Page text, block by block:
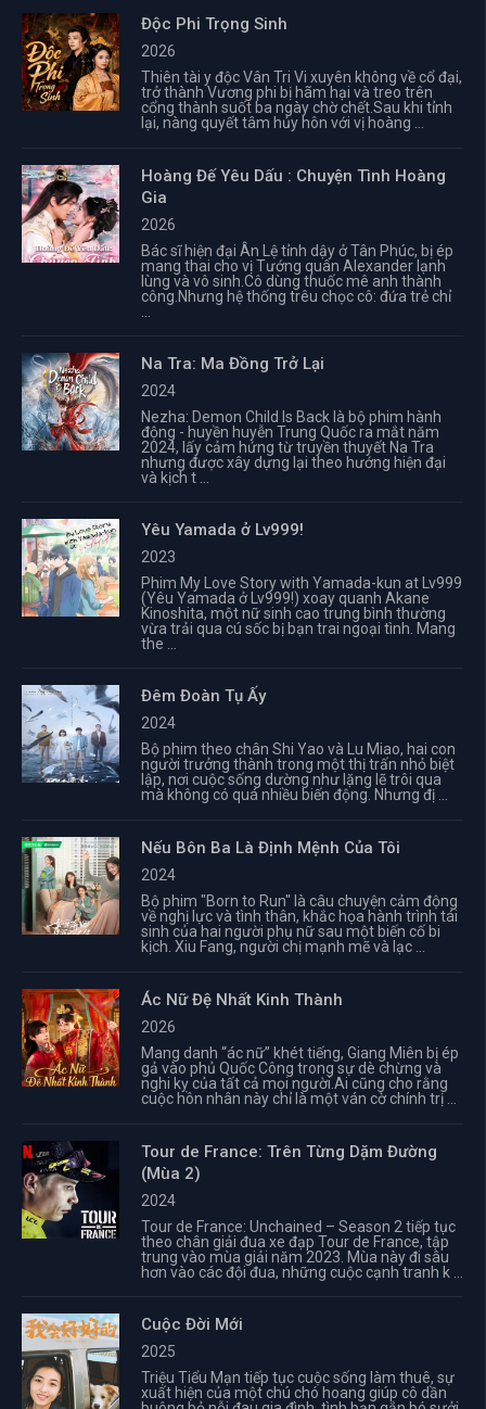
Độc Phi Trọng Sinh
2026
Thiên tài y độc Vân Tri Vi xuyên không về cổ đại,
trở thành Vương phi bị hãm hại và treo trên
cổng thành suốt ba ngày chờ chết.Sau khi tỉnh
lại, nàng quyết tâm hủy hôn với vị hoàng ...
Hoàng Đế Yêu Dấu : Chuyện Tình Hoàng
Gia
2026
Bác sĩ hiện đại Ân Lệ tỉnh dậy ở Tân Phúc, bị ép
mang thai cho vị Tướng quân Alexander lạnh
lùng và vô sinh.Cô dùng thuốc mê anh thành
công.Nhưng hệ thống trêu chọc cô: đứa trẻ chỉ
Na Tra: Ma Đồng Trở Lại
2024
Nezha: Demon Child Is Back là bộ phim hành
động - huyền huyễn Trung Quốc ra mắt năm
2024, lấy cảm hứng từ truyền thuyết Na Tra
nhưng được xây dựng lại theo hướng hiện đại
và kịch t ...
Yêu Yamada ở Lv999!
2023
Phim My Love Story with Yamada-kun at Lv999
(Yêu Yamada ở Lv999!) xoay quanh Akane
Kinoshita, một nữ sinh cao trung bình thường
vừa trải qua cú sốc bị bạn trai ngoại tình. Mang
the ...
Đêm Đoàn Tụ Ấy
2024
Bộ phim theo chân Shi Yao và Lu Miao, hai con
người trưởng thành trong một thị trấn nhỏ biệt
lập, nơi cuộc sống dường như lặng lẽ trôi qua
mà không có quá nhiều biến động. Nhưng đị ...
Nếu Bôn Ba Là Định Mệnh Của Tôi
2024
Bộ phim "Born to Run" là câu chuyện cảm động
về nghị lực và tình thân, khắc họa hành trình tái
sinh của hai người phụ nữ sau một biến cố bi
kịch. Xiu Fang, người chị mạnh mẽ và lạc ...
Ác Nữ Đệ Nhất Kinh Thành
2026
Mang danh “ác nữ” khét tiếng, Giang Miên bị ép
gả vào phủ Quốc Công trong sự dè chừng và
nghi kỵ của tất cả mọi người.Ai cũng cho rằng
cuộc hôn nhân này chỉ là một ván cờ chính trị ...
Tour de France: Trên Từng Dặm Đường
(Mùa 2)
2024
Tour de France: Unchained – Season 2 tiếp tục
theo chân giải đua xe đạp Tour de France, tập
trung vào mùa giải năm 2023. Mùa này đi sâu
hơn vào các đội đua, những cuộc cạnh tranh k ...
Cuộc Đời Mới
2025
Triệu Tiểu Mạn tiếp tục cuộc sống làm thuê, sự
xuất hiện của một chú chó hoang giúp cô dần